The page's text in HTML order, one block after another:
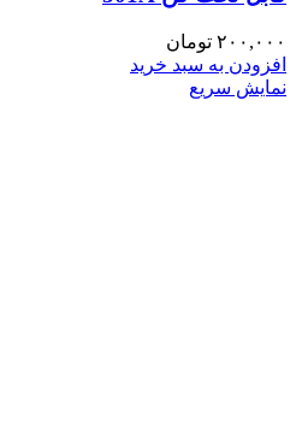
۲۰۰,۰۰۰ تومان
افزودن به سبد خرید
نمایش سریع